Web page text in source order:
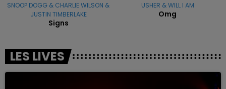
SNOOP DOGG & CHARLIE WILSON &
JUSTIN TIMBERLAKE
Signs
USHER & WILL I AM
Omg
LES LIVES